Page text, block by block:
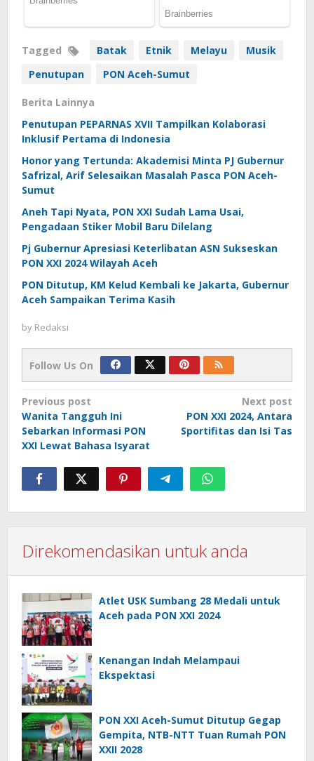
Tagged Batak Etnik Melayu
Musik
Penutupan
PON Aceh-Sumut
Berita Lainnya
Penutupan PEPARNAS XVII Tampilkan Kolaborasi
Inklusif Pertama di Indonesia
Honor yang Tertunda: Akademisi Minta PJ Gubernur
Safrizal, Arif Selesaikan Masalah Pasca PON Aceh-
Sumut
Aneh Tapi Nyata, PON XXI Sudah Lama Usai,
Pengadaan Stiker Mobil Baru Dilelang
Pj Gubernur Apresiasi Keterlibatan ASN Sukseskan
PON XXI 2024 Wilayah Aceh
PON Ditutup, KM Kelud Kembali ke Jakarta, Gubernur
Aceh Sampaikan Terima Kasih
by Redaksi
Follow Us On
Post
navigation
Previous post
Wanita Tangguh Ini
Sebarkan Informasi PON
XXI Lewat Bahasa Isyarat
Next post
PON XXI 2024, Antara
Sportifitas dan Isi Tas
Direkomendasikan untuk anda
Atlet USK Sumbang 28 Medali untuk
Aceh pada PON XXI 2024
Kenangan Indah Melampaui
Ekspektasi
PON XXI Aceh-Sumut Ditutup Gegap
Gempita, NTB-NTT Tuan Rumah PON
XXII 2028